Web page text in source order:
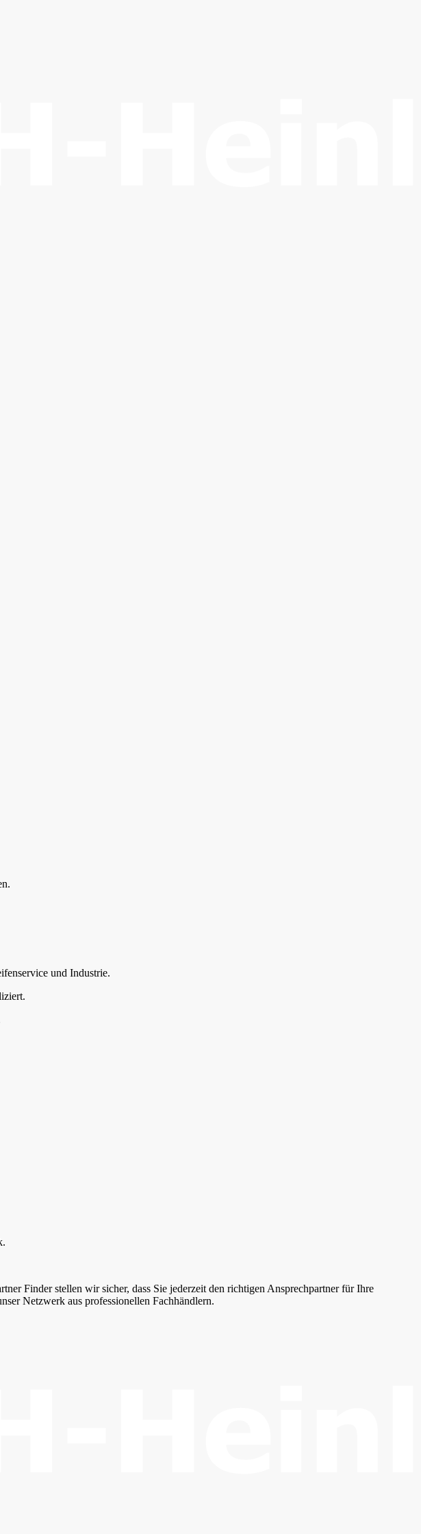
und Industrie.
Finder stellen wir sicher, dass Sie jederzeit den richtigen Ansprechpartner für Ihre
Netzwerk aus professionellen Fachhändlern.